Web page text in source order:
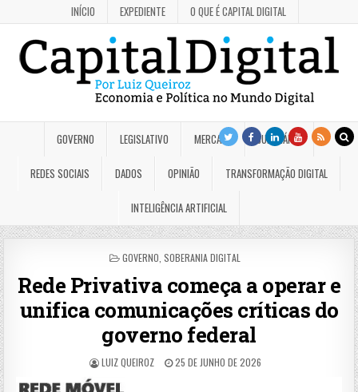
INÍCIO EXPEDIENTE O QUE É CAPITAL DIGITAL
GOVERNO LEGISLATIVO MERCADO JUDICIÁRIO
REDES SOCIAIS DADOS OPINIÃO TRANSFORMAÇÃO DIGITAL
INTELIGÊNCIA ARTIFICIAL
POSTED
GOVERNO SOBERANIA DIGITAL
Rede Privativa começa a operar e
unifica comunicações críticas do
governo federal
LUIZ QUEIROZ 25 DE JUNHO DE 2026